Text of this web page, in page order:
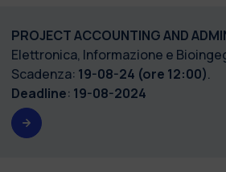
PROJECT ACCOUNTING AND
Elettronica, Informazione e
Scadenza: 19-08-24 (ore 12:00).
Deadline: 19-08-2024